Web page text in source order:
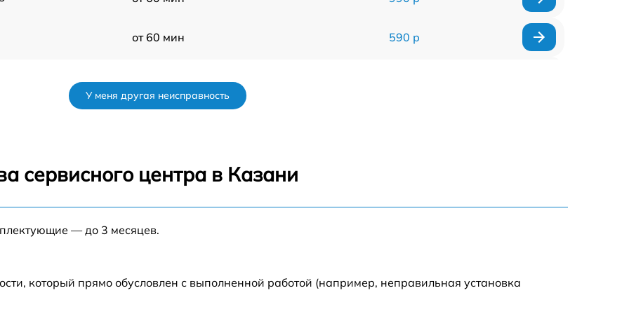
от 60 мин 590 р
от 60 мин
У меня другая неисправность
сервисного центра в Казани
— до 3 месяцев.
который прямо обусловлен с выполненной работой (например, неправильная установка